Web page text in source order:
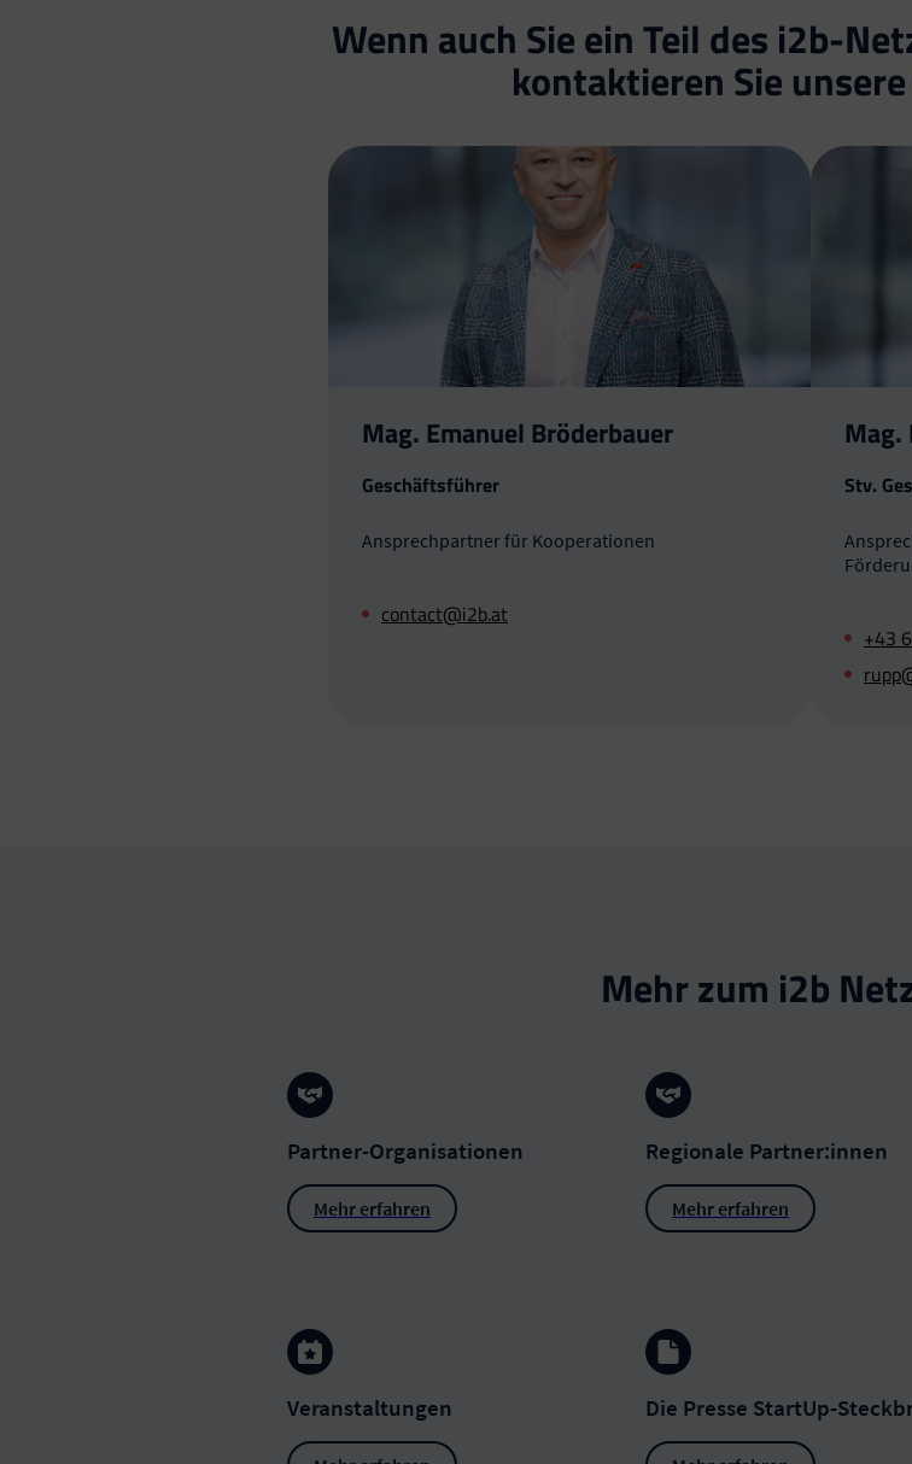
Wenn auch Sie ein Teil des i2b-
kontaktieren Sie
Mag. Emanuel Bröderbauer
Geschäftsführer
Ansprechpartner für Kooperationen
contact@i2b.at
Mag.
Stv.
+43
Mehr zum i2b
Partner-Organisationen
Mehr erfahren
Regionale Partner:innen
Mehr erfahren
Veranstaltungen Die Presse StartUp-